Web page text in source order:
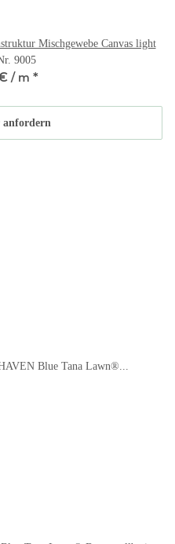
Mischgewebe Canvas light
9005
/ m *
anfordern